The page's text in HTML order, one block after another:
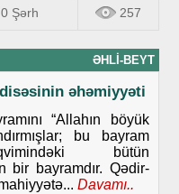
0 Şərh 257
ƏHLI-BEYT
əhəmiyyəti
“Allahın böyük
bu bayram
bütün
bir bayramdır. Qədir-
Davamı..